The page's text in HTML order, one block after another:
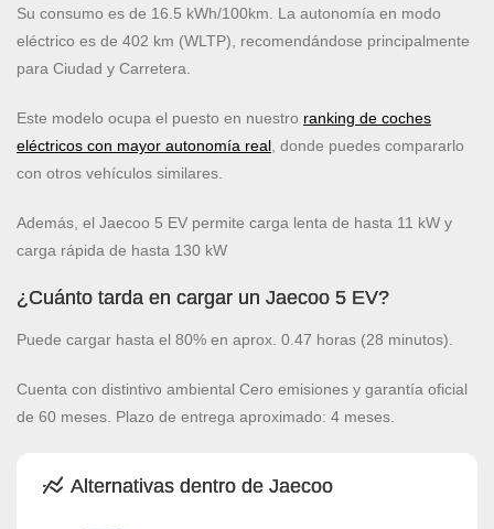
Su consumo es de 16.5 kWh/100km. La autonomía en modo
eléctrico es de 402 km (WLTP), recomendándose principalmente
para Ciudad y Carretera.
Este modelo ocupa el puesto en nuestro ranking de coches
eléctricos con mayor autonomía real , donde puedes compararlo
con otros vehículos similares.
Además, el Jaecoo 5 EV permite carga lenta de hasta 11 kW y
carga rápida de hasta 130 kW
¿Cuánto tarda en cargar un Jaecoo 5 EV?
Puede cargar hasta el 80% en aprox. 0.47 horas (28 minutos).
Cuenta con distintivo ambiental Cero emisiones y garantía oficial
de 60 meses. Plazo de entrega aproximado: 4 meses.
Alternativas dentro de Jaecoo